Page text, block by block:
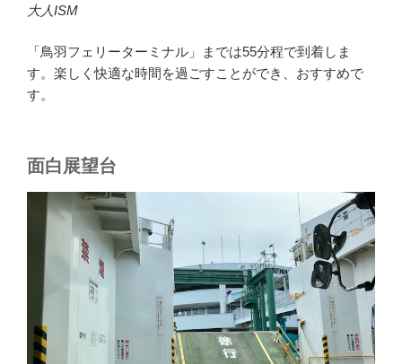
大人ISM
「鳥羽フェリーターミナル」までは55分程で到着しま
す。楽しく快適な時間を過ごすことができ、おすすめで
す。
面白展望台